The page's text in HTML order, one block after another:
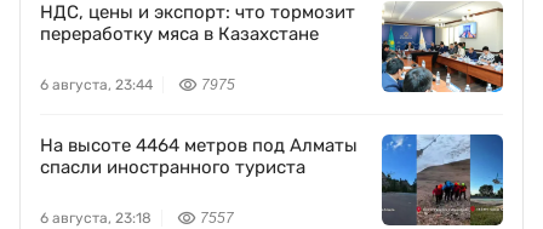
НДС, цены и экспорт: что тормозит
переработку мяса в Казахстане
6 августа, 23:44 7975
На высоте 4464 метров под Алматы
спасли иностранного туриста
6 августа, 23:18 7557